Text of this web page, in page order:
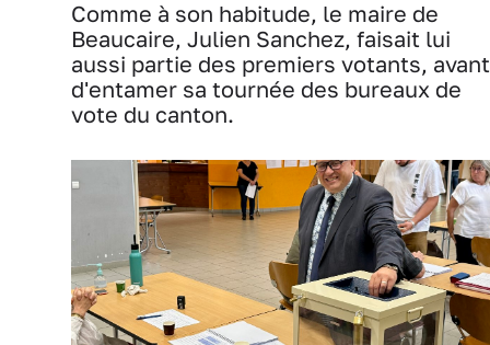
Comme à son habitude, le maire de
Beaucaire, Julien Sanchez, faisait lui
aussi partie des premiers votants, avant
d'entamer sa tournée des bureaux de
vote du canton.